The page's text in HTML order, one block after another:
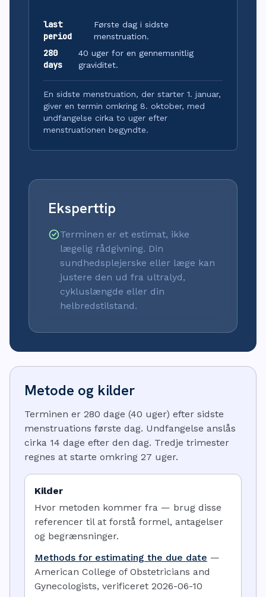
last
period
Første dag i sidste
menstruation.
280
days
40 uger for en gennemsnitlig
graviditet.
En sidste menstruation, der starter 1. januar,
giver en termin omkring 8. oktober, med
undfangelse cirka to uger efter
menstruationen begyndte.
Eksperttip
Terminen er et estimat, ikke
lægelig rådgivning. Din
sundhedsplejerske eller læge kan
justere den ud fra ultralyd,
cykluslængde eller din
helbredstilstand.
Metode og kilder
Terminen er 280 dage (40 uger) efter sidste
menstruations første dag. Undfangelse anslås
cirka 14 dage efter den dag. Tredje trimester
regnes at starte omkring 27 uger.
Kilder
Hvor metoden kommer fra — brug disse
referencer til at forstå formel, antagelser
og begrænsninger.
Methods for estimating the due date —
American College of Obstetricians and
Gynecologists, verificeret 2026-06-10